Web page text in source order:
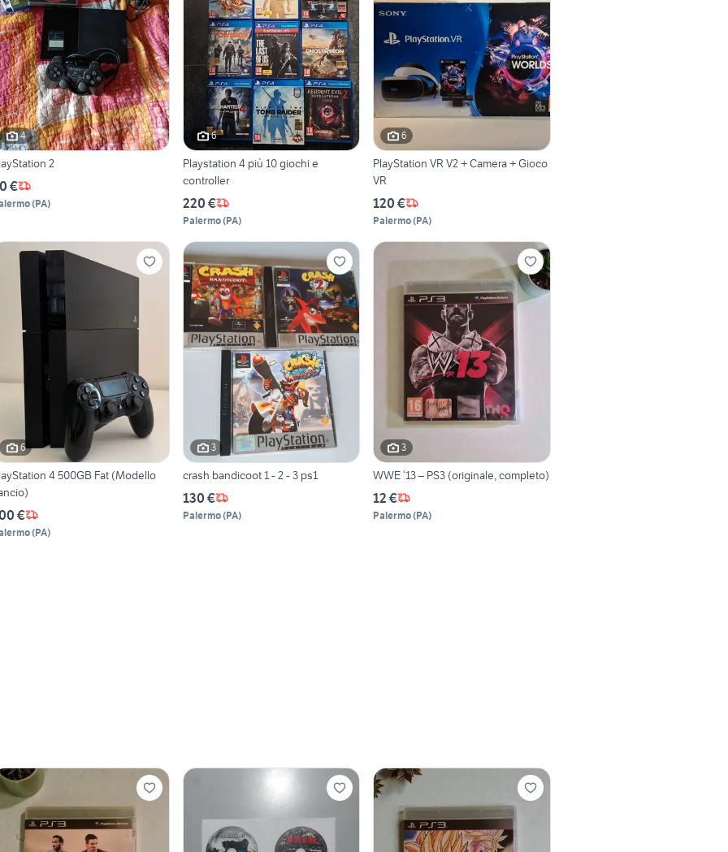
4
2
€
(PA)
6
Playstation 4 più 10 giochi e
controller
220 €
Palermo(PA)
6
PlayStation VR V2 + Camera + Gioco
VR
120 €
Palermo(PA)
6
4 500GB Fat (Modello
€
(PA)
3
crash bandicoot 1 - 2 - 3 ps1
130 €
Palermo(PA)
3
WWE ‘13 – PS3 (originale, completo)
12 €
Palermo(PA)